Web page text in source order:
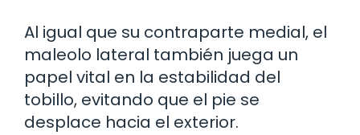
Al igual que su contraparte medial, el
maleolo lateral también juega un
papel vital en la estabilidad del
tobillo, evitando que el pie se
desplace hacia el exterior.